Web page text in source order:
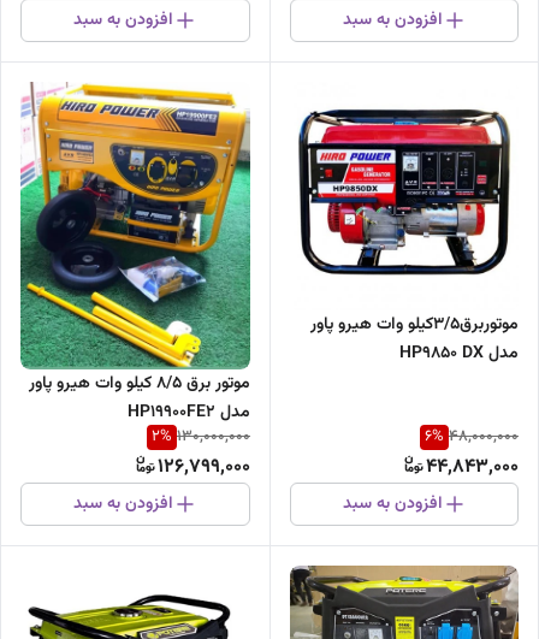
افزودن به سبد افزودن به سبد
موتوربرق3/5کیلو وات هیرو پاور
مدل HP9850 DX
48,000,000
6%
44,843,000
افزودن به سبد
موتور برق ۸/۵ کیلو وات هیرو پاور
مدل HP19900FE2
130,000,000
2%
126,799,000
افزودن به سبد